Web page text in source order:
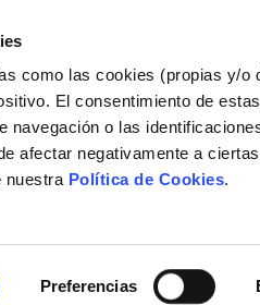
como las cookies (propias y/o
El consentimiento de
navegación o las
afectar negativamente a
nuestra Política de Cookies.
Preferencias
2025